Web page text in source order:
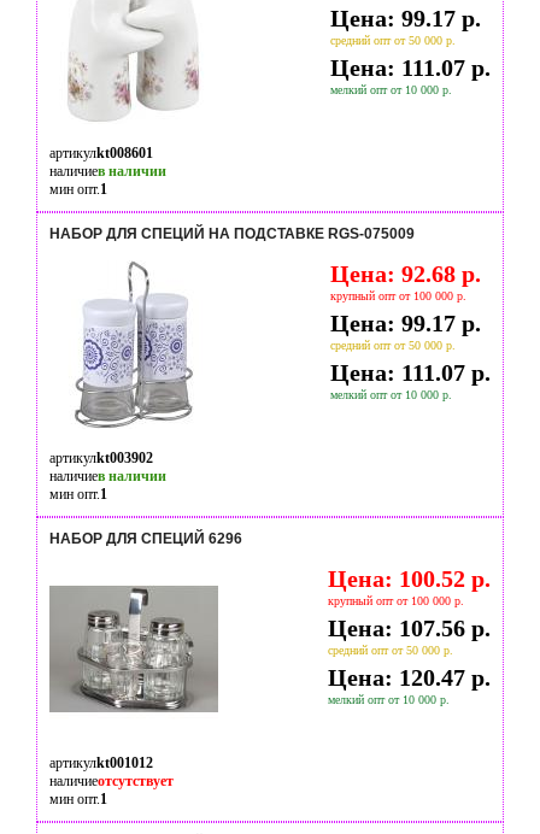
Цена: 99.17 р.
средний опт от 50 000 р.
Цена: 111.07 р.
мелкий опт от 10 000 р.
артикулkt008601
наличиев наличии
мин опт.1
НАБОР ДЛЯ СПЕЦИЙ НА ПОДСТАВКЕ RGS-075009
Цена: 92.68 р.
крупный опт от 100 000 р.
Цена: 99.17 р.
средний опт от 50 000 р.
Цена: 111.07 р.
мелкий опт от 10 000 р.
артикулkt003902
наличиев наличии
мин опт.1
НАБОР ДЛЯ СПЕЦИЙ 6296
Цена: 100.52 р.
крупный опт от 100 000 р.
Цена: 107.56 р.
средний опт от 50 000 р.
Цена: 120.47 р.
мелкий опт от 10 000 р.
артикулkt001012
наличиеотсутствует
мин опт.1